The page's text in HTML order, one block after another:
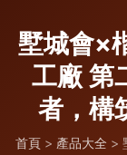
墅城會×
工廠 第
者，構
首頁 > 產品大全 >